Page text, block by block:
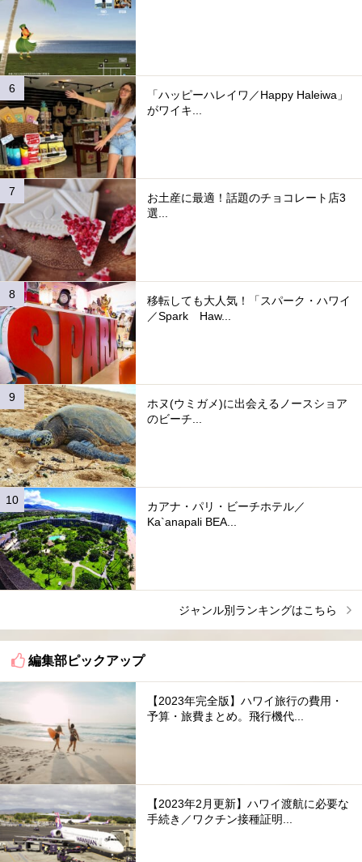
「ハッピーハレイワ／Happy Haleiwa」
がワイキ...
お土産に最適！話題のチョコレート店3
選...
移転しても大人気！「スパーク・ハワイ
／Spark Haw...
ホヌ(ウミガメ)に出会えるノースショア
のビーチ...
カアナ・パリ・ビーチホテル／
Ka`anapali BEA...
ジャンル別ランキングはこちら
編集部ピックアップ
【2023年完全版】ハワイ旅行の費用・
予算・旅費まとめ。飛行機代...
【2023年2月更新】ハワイ渡航に必要な
手続き／ワクチン接種証明...